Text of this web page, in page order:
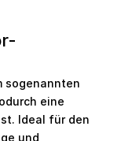
sogenannten
eine
Ideal für den
und